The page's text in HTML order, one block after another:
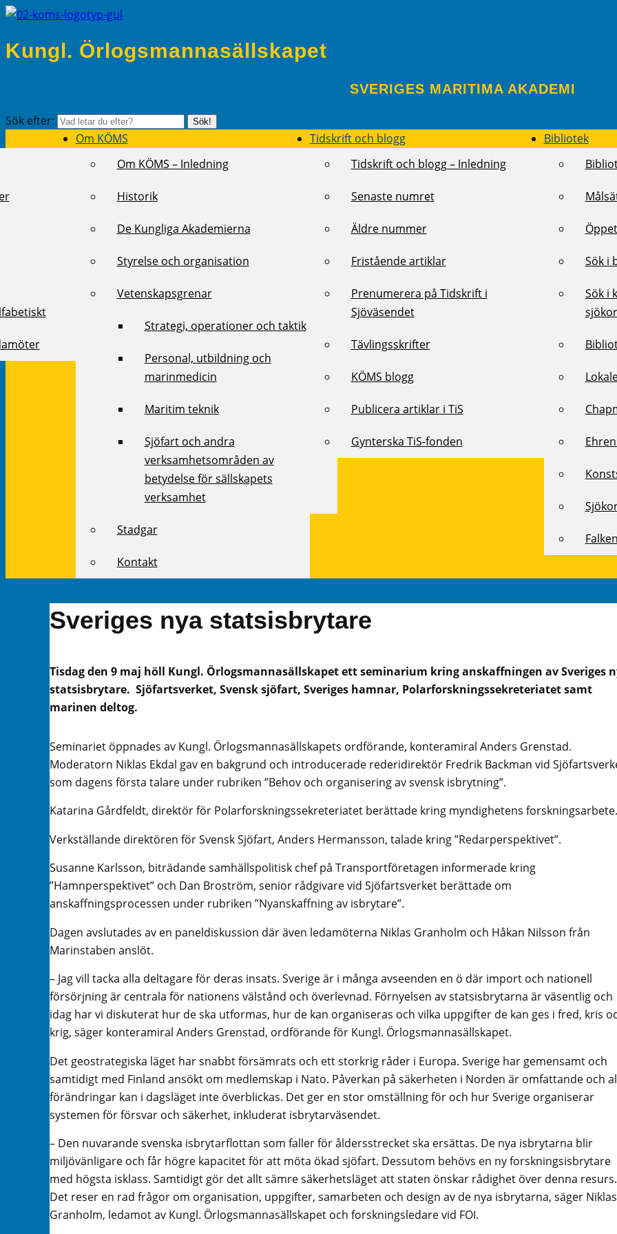
Kungl. Örlogsmannasällskapet
SVERIGES MARITIMA AKADEMI
Sök efter: Sök!
Om KÖMS
Om KÖMS – Inledning
Historik
De Kungliga Akademierna
Styrelse och organisation
Vetenskapsgrenar
Strategi, operationer och taktik
Personal, utbildning och
marinmedicin
Maritim teknik
Sjöfart och andra
verksamhetsområden av
betydelse för sällskapets
verksamhet
Stadgar
Kontakt
Tidskrift och blogg
Tidskrift och blogg – Inledning
Senaste numret
Äldre nummer
Fristående artiklar
Prenumerera på Tidskrift i
Sjöväsendet
Tävlingsskrifter
KÖMS blogg
Publicera artiklar i TiS
Gynterska TiS-fonden
Bibliotek
Sök i
Sök i
Sveriges nya statsisbrytare
Tisdag den 9 maj höll Kungl. Örlogsmannasällskapet ett seminarium kring anskaffningen av Sveriges
statsisbrytare. Sjöfartsverket, Svensk sjöfart, Sveriges hamnar, Polarforskningssekreteriatet samt
marinen deltog.
Seminariet öppnades av Kungl. Örlogsmannasällskapets ordförande, konteramiral Anders Grenstad.
Moderatorn Niklas Ekdal gav en bakgrund och introducerade rederidirektör Fredrik Backman vid
som dagens första talare under rubriken ”Behov och organisering av svensk isbrytning”.
Katarina Gårdfeldt, direktör för Polarforskningssekreteriatet berättade kring myndighetens forskningsarbete.
Verkställande direktören för Svensk Sjöfart, Anders Hermansson, talade kring ”Redarperspektivet”.
Susanne Karlsson, biträdande samhällspolitisk chef på Transportföretagen informerade kring
”Hamnperspektivet” och Dan Broström, senior rådgivare vid Sjöfartsverket berättade om
anskaffningsprocessen under rubriken ”Nyanskaffning av isbrytare”.
Dagen avslutades av en paneldiskussion där även ledamöterna Niklas Granholm och Håkan Nilsson från
Marinstaben anslöt.
– Jag vill tacka alla deltagare för deras insats. Sverige är i många avseenden en ö där import och nationell
försörjning är centrala för nationens välstånd och överlevnad. Förnyelsen av statsisbrytarna är väsentlig och
idag har vi diskuterat hur de ska utformas, hur de kan organiseras och vilka uppgifter de kan ges i fred, kris
krig, säger konteramiral Anders Grenstad, ordförande för Kungl. Örlogsmannasällskapet.
Det geostrategiska läget har snabbt försämrats och ett storkrig råder i Europa. Sverige har gemensamt och
samtidigt med Finland ansökt om medlemskap i Nato. Påverkan på säkerheten i Norden är omfattande och
förändringar kan i dagsläget inte överblickas. Det ger en stor omställning för och hur Sverige organiserar
systemen för försvar och säkerhet, inkluderat isbrytarväsendet.
– Den nuvarande svenska isbrytarflottan som faller för åldersstrecket ska ersättas. De nya isbrytarna blir
miljövänligare och får högre kapacitet för att möta ökad sjöfart. Dessutom behövs en ny forskningsisbrytare
med högsta isklass. Samtidigt gör det allt sämre säkerhetsläget att staten önskar rådighet över denna resurs.
Det reser en rad frågor om organisation, uppgifter, samarbeten och design av de nya isbrytarna, säger Niklas
Granholm, ledamot av Kungl. Örlogsmannasällskapet och forskningsledare vid FOI.